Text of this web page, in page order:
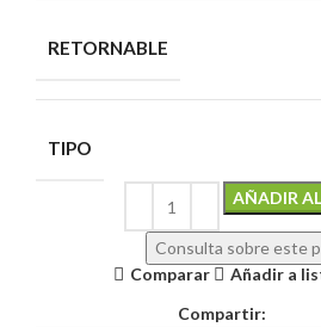
RETORNABLE
TIPO
AÑADIR
Consulta sobre este
Comparar
Añadir a
Compartir: